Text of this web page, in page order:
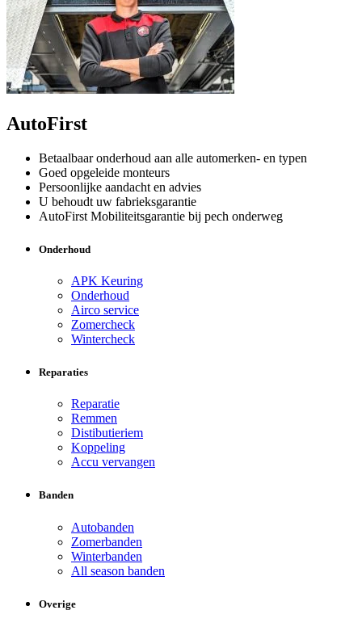
AutoFirst
Betaalbaar onderhoud aan alle automerken- en typen
Goed opgeleide monteurs
Persoonlijke aandacht en advies
U behoudt uw fabrieksgarantie
AutoFirst Mobiliteitsgarantie bij pech onderweg
Onderhoud
APK Keuring
Onderhoud
Airco service
Zomercheck
Wintercheck
Reparaties
Reparatie
Remmen
Distibutieriem
Koppeling
Accu vervangen
Banden
Autobanden
Zomerbanden
Winterbanden
All season banden
Overige